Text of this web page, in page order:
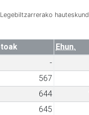
Ehun.
-
567
644
645